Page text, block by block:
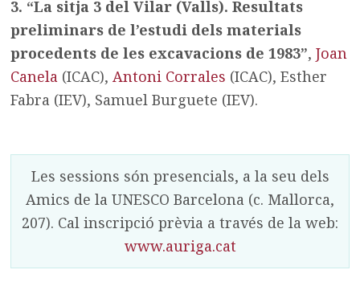
3. “La sitja 3 del Vilar (Valls). Resultats
preliminars de l’estudi dels materials
procedents de les excavacions de 1983”,Joan
Canela (ICAC), Antoni Corrales (ICAC), Esther
Fabra (IEV), Samuel Burguete (IEV).
Les sessions són presencials, a la seu dels
Amics de la UNESCO Barcelona (c. Mallorca,
207). Cal inscripció prèvia a través de la web:
www.auriga.cat